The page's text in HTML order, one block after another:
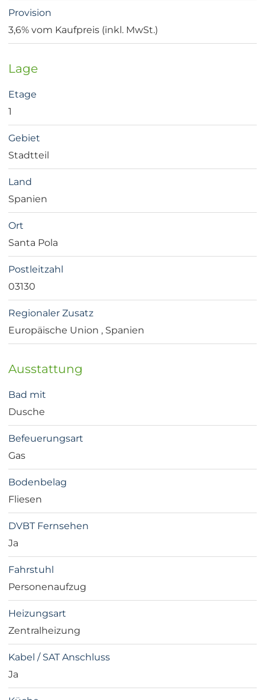
Provision
3,6% vom Kaufpreis (inkl. MwSt.)
Lage
Etage
1
Gebiet
Stadtteil
Land
Spanien
Ort
Santa Pola
Postleitzahl
03130
Regionaler Zusatz
Europäische Union , Spanien
Ausstattung
Bad mit
Dusche
Befeuerungsart
Gas
Bodenbelag
Fliesen
DVBT Fernsehen
Ja
Fahrstuhl
Personenaufzug
Heizungsart
Zentralheizung
Kabel / SAT Anschluss
Ja